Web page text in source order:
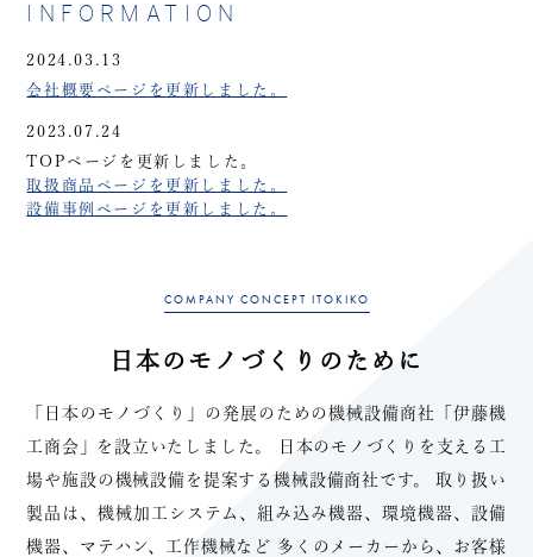
INFORMATION
2024.03.13
会社概要ページを更新しました。
2023.07.24
TOPページを更新しました。
取扱商品ページを更新しました。
設備事例ページを更新しました。
COMPANY CONCEPT ITOKIKO
日本のモノづくりのために
「日本のモノづくり」の発展のための機械設備商社「伊藤機
工商会」を設立いたしました。
日本のモノづくりを支える工
場や施設の機械設備を提案する機械設備商社です。
取り扱い
製品は、機械加工システム、組み込み機器、環境機器、設備
機器、マテハン、工作機械など 多くのメーカーから、お客様